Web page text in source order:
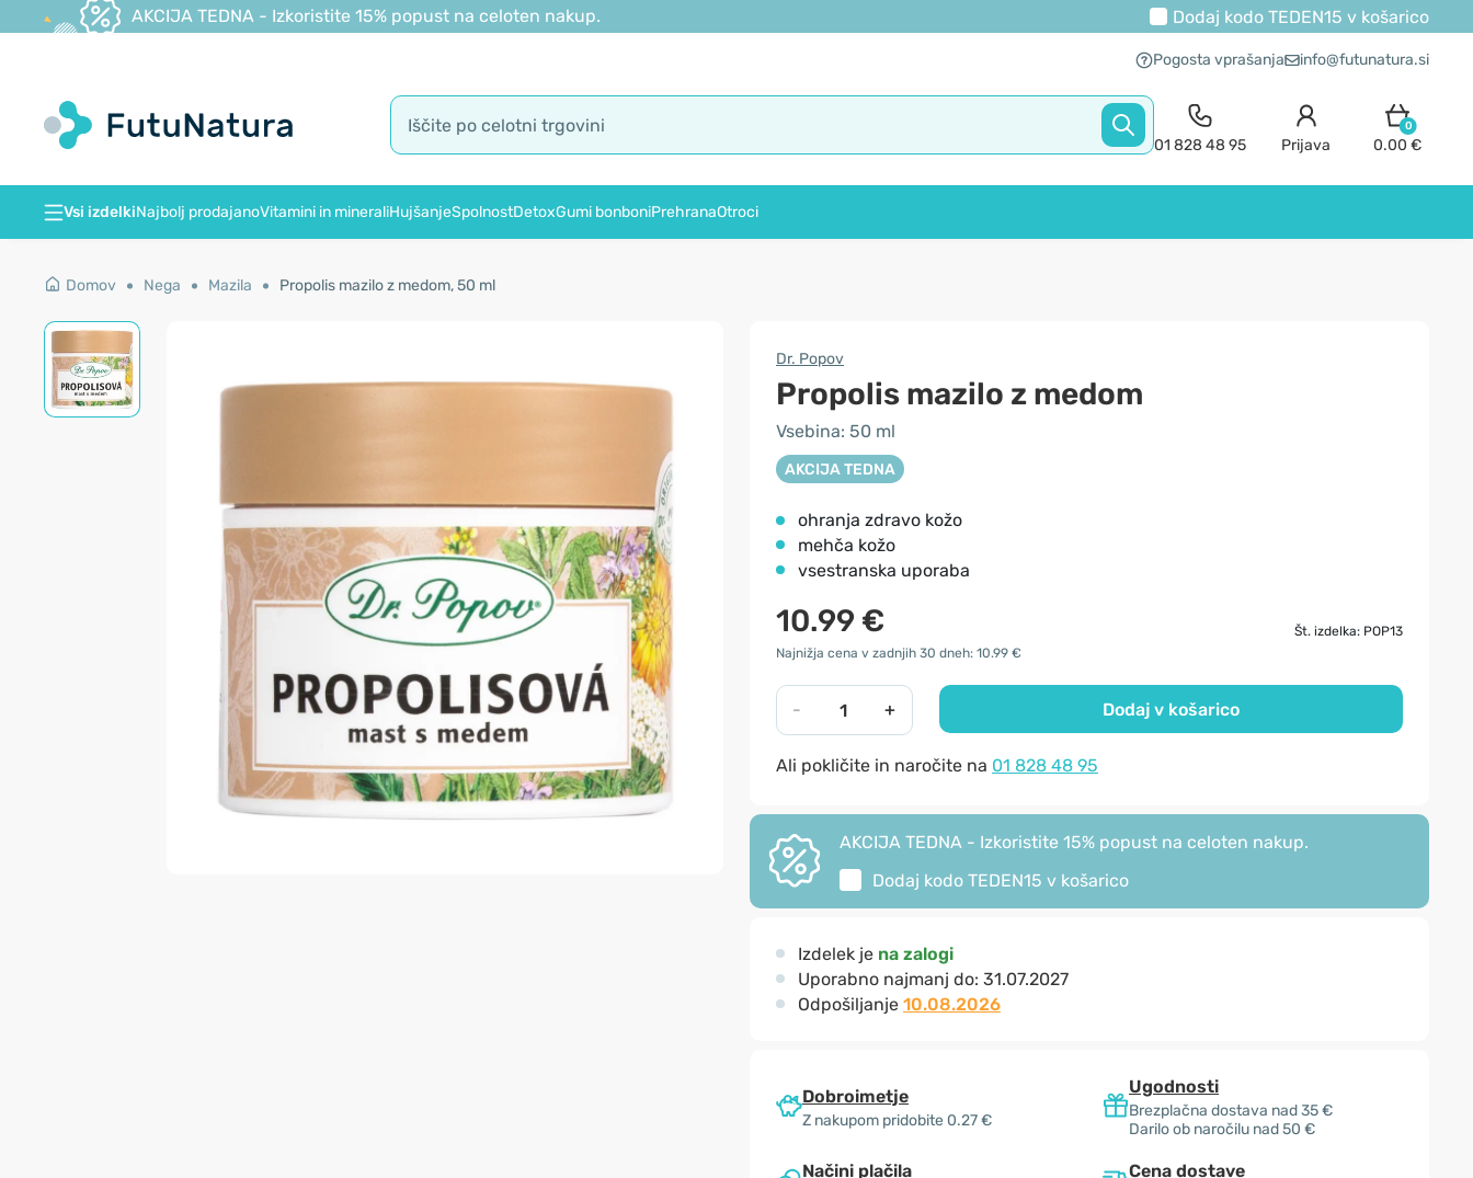
AKCIJA TEDNA - Izkoristite 15% popust na celoten nakup. Dodaj kodo TEDEN15 v košarico
Pogosta vprašanja info@futunatura.si
01 828 48 95 Prijava
0
0.00 €
Vsi izdelkiNajbolj prodajanoVitamini in mineraliHujšanjeSpolnostDetoxGumi bonboniPrehranaOtroci
Domov Nega Mazila Propolis mazilo z medom, 50 ml
Dr. Popov
Propolis mazilo z medom
Vsebina: 50 ml
AKCIJA TEDNA
ohranja zdravo kožo
mehča kožo
vsestranska uporaba
10.99 €
Št. izdelka: POP13
Najnižja cena v zadnjih 30 dneh: 10.99 €
- + Dodaj v košarico
Ali pokličite in naročite na 01 828 48 95
AKCIJA TEDNA - Izkoristite 15% popust na celoten nakup.
Dodaj kodo TEDEN15 v košarico
Izdelek je na zalogi
Uporabno najmanj do: 31.07.2027
Odpošiljanje 10.08.2026
Dobroimetje
Z nakupom pridobite 0.27 €
Ugodnosti
Brezplačna dostava nad 35 €
Darilo ob naročilu nad 50 €
Načini plačila Cena dostave